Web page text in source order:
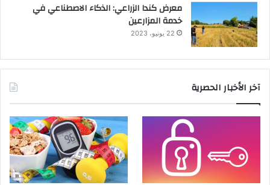
معرض كندا الزراعي: الذكاء الاصطناعي في
خدمة المزارعين
22 يونيو، 2023
آخر الأخبار الحصرية